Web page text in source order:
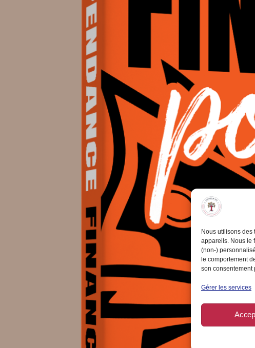
Nous utilisons des
appareils. Nous le
(non-)
le comportement
son consentement
Gérer les services